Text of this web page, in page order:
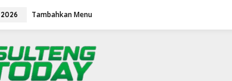
Tambahkan Menu